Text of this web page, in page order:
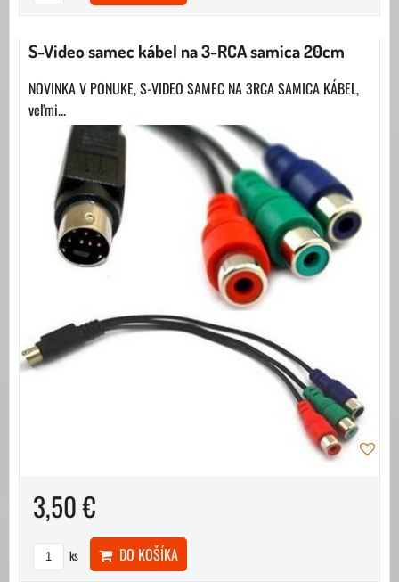
S-Video samec kábel na 3-RCA samica 20cm
NOVINKA V PONUKE, S-VIDEO SAMEC NA 3RCA SAMICA KÁBEL,
veľmi...
3,50 €
ks DO KOŠÍKA